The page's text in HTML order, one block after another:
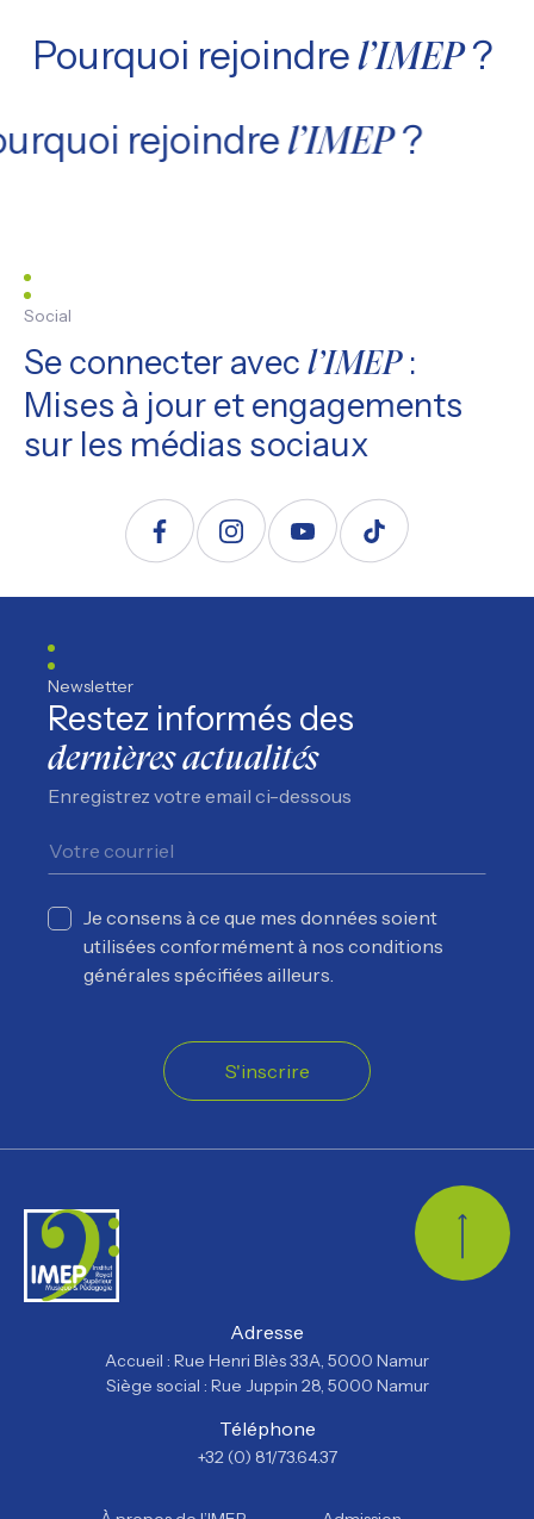
Pourquoi rejoindre l’IMEP?
rejoindrel’IMEP?
Social
Se connecter avec l’IMEP:
Mises à jour et engagements
sur les médias sociaux
Newsletter
Restez informés des
dernières actualités
Enregistrez votre email ci-dessous
Je consens à ce que mes données soient
utilisées conformément à nos conditions
générales spécifiées ailleurs.
S'inscrire
Adresse
Accueil : Rue Henri Blès 33A, 5000 Namur
Siège social : Rue Juppin 28, 5000 Namur
Téléphone
+32 (0) 81/73.64.37